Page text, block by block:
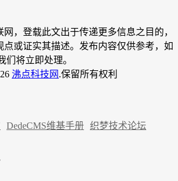
，登载此文出于传递更多信息之目的，
点或证实其描述。发布内容仅供参考，如
们将立即处理。
沸点科技网 .保留所有权利
DedeCMS维基手册 织梦技术论坛